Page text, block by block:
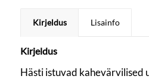
Kirjeldus Lisainfo
Kirjeldus
Hästi istuvad kahevärvilised